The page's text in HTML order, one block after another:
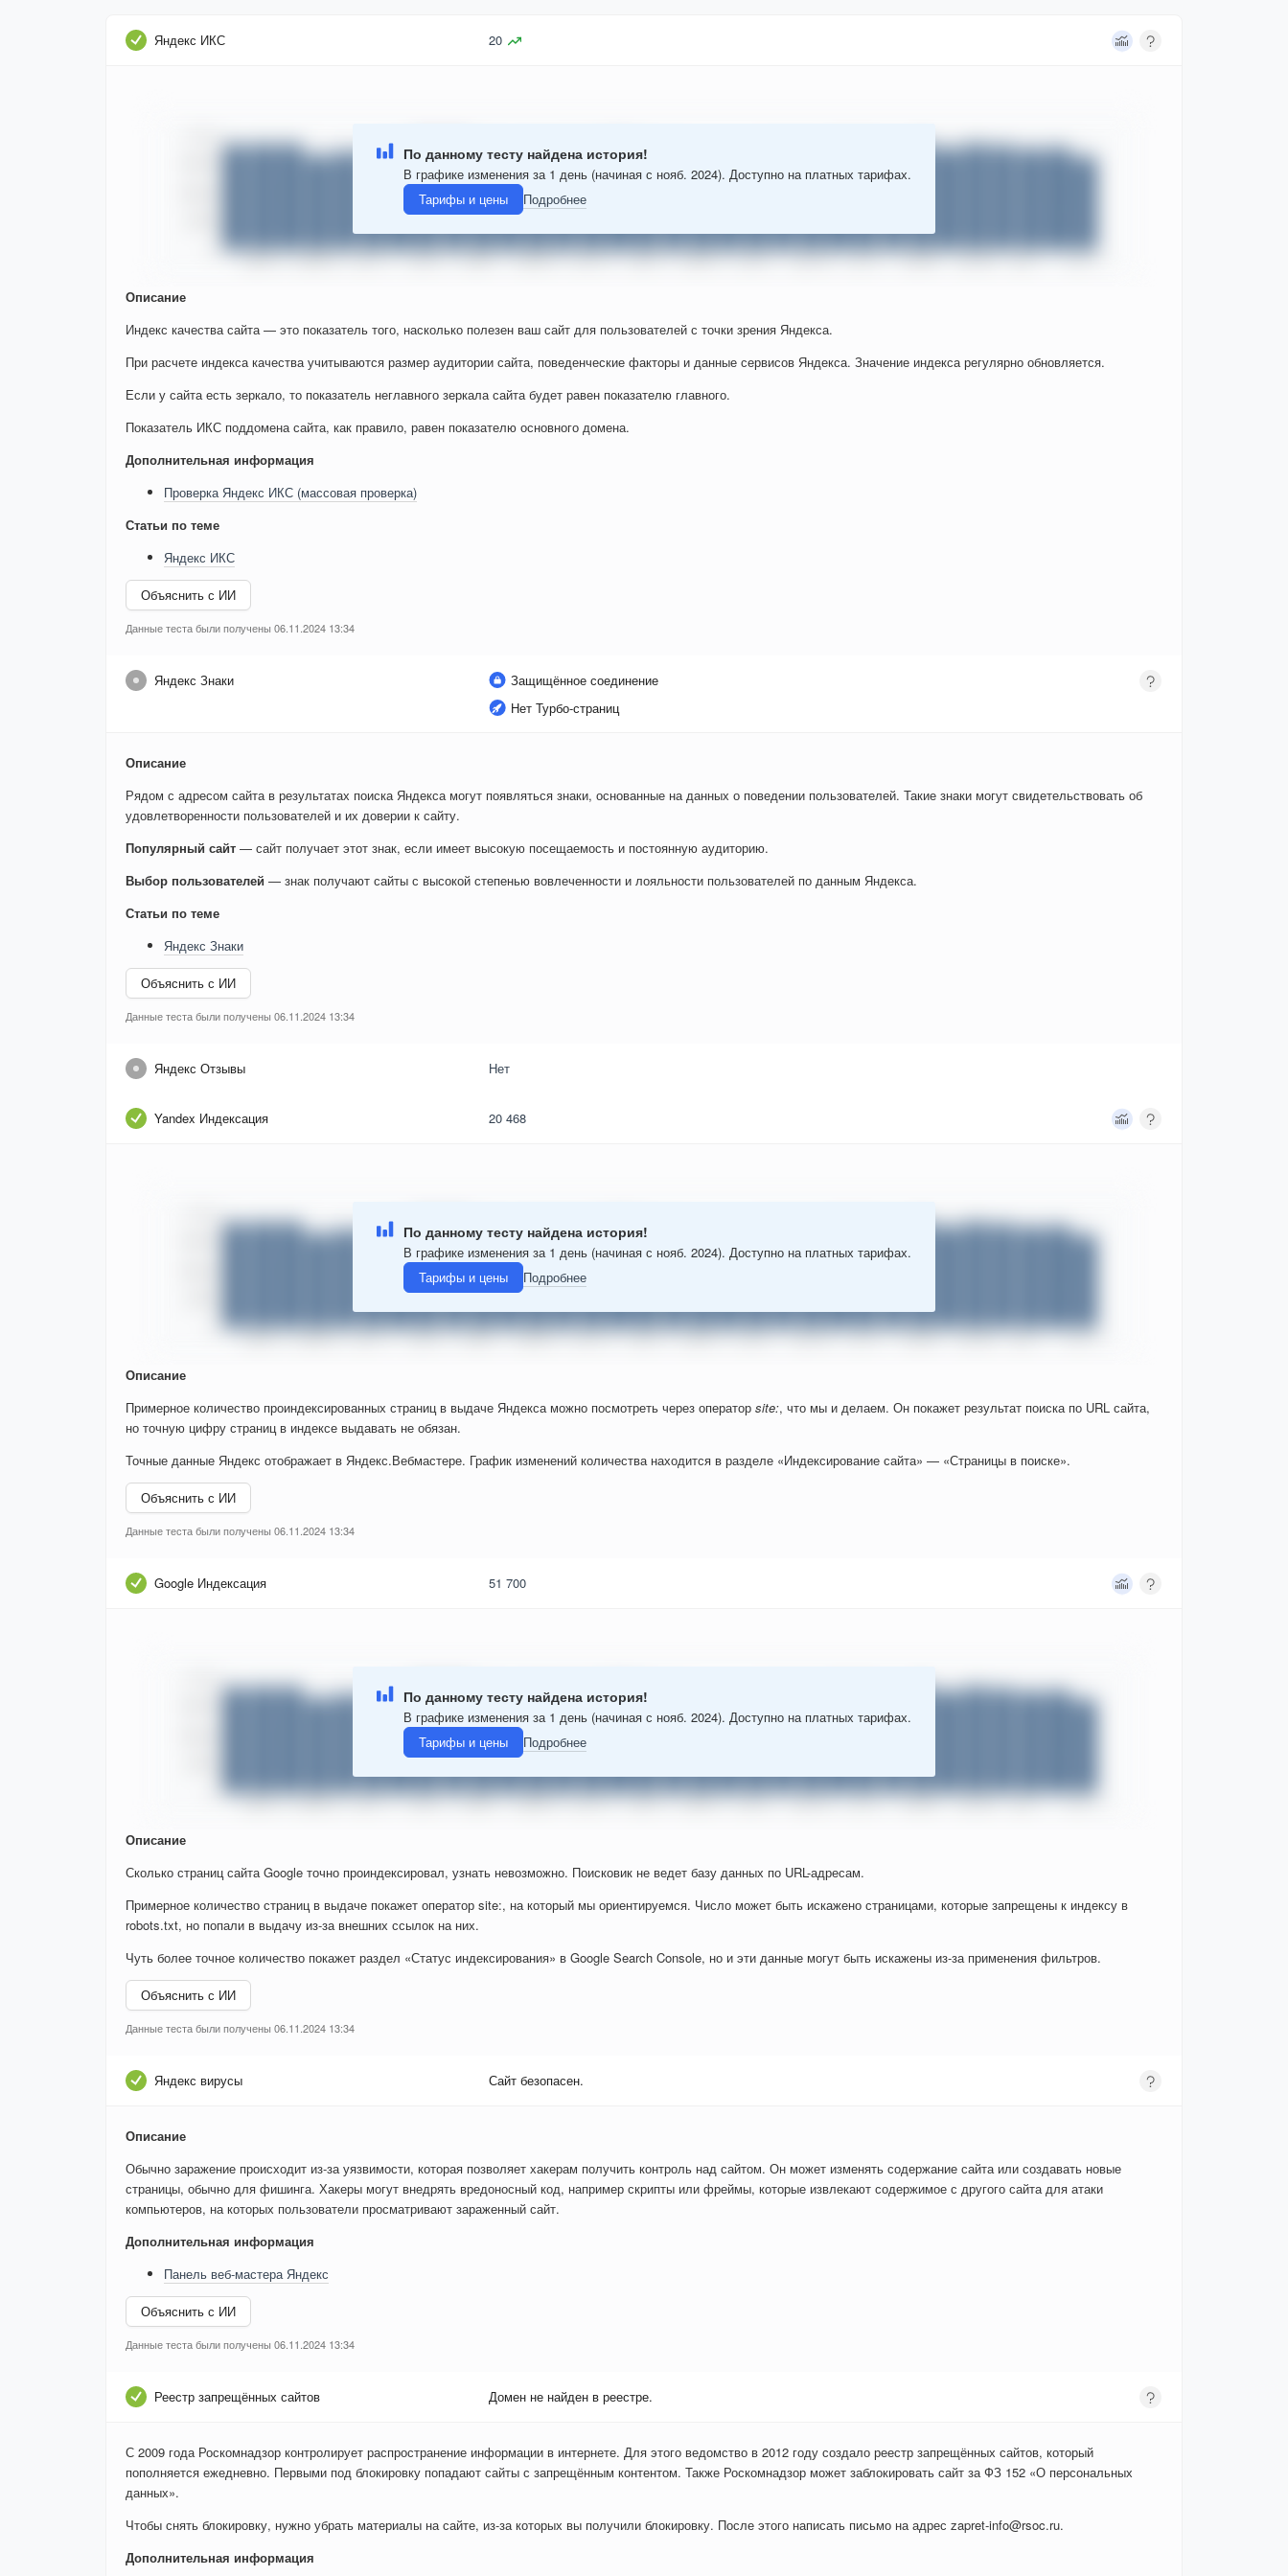
Яндекс ИКС 20
По данному тесту найдена история!
В графике изменения за 1 день (начиная с нояб. 2024). Доступно на платных тарифах.
Тарифы и цены
Подробнее
Описание
Индекс качества сайта — это показатель того, насколько полезен ваш сайт для пользователей с точки зрения Яндекса.
При расчете индекса качества учитываются размер аудитории сайта, поведенческие факторы и данные сервисов Яндекса. Значение индекса регулярно обновляется.
Если у сайта есть зеркало, то показатель неглавного зеркала сайта будет равен показателю главного.
Показатель ИКС поддомена сайта, как правило, равен показателю основного домена.
Дополнительная информация
Проверка Яндекс ИКС (массовая проверка)
Статьи по теме
Яндекс ИКС
Объяснить с ИИ
Данные теста были получены 06.11.2024 13:34
Яндекс Знаки
Защищённое соединение
Нет Турбо-страниц
Описание
Рядом с адресом сайта в результатах поиска Яндекса могут появляться знаки, основанные на данных о поведении пользователей. Такие знаки могут свидетельствовать об
удовлетворенности пользователей и их доверии к сайту.
Популярный сайт — сайт получает этот знак, если имеет высокую посещаемость и постоянную аудиторию.
Выбор пользователей — знак получают сайты с высокой степенью вовлеченности и лояльности пользователей по данным Яндекса.
Статьи по теме
Яндекс Знаки
Объяснить с ИИ
Данные теста были получены 06.11.2024 13:34
Яндекс Отзывы Нет
Yandex Индексация 20 468
По данному тесту найдена история!
В графике изменения за 1 день (начиная с нояб. 2024). Доступно на платных тарифах.
Тарифы и цены
Подробнее
Описание
Примерное количество проиндексированных страниц в выдаче Яндекса можно посмотреть через оператор site:, что мы и делаем. Он покажет результат поиска по URL сайта,
но точную цифру страниц в индексе выдавать не обязан.
Точные данные Яндекс отображает в Яндекс.Вебмастере. График изменений количества находится в разделе «Индексирование сайта» — «Страницы в поиске».
Объяснить с ИИ
Данные теста были получены 06.11.2024 13:34
Google Индексация 51 700
По данному тесту найдена история!
В графике изменения за 1 день (начиная с нояб. 2024). Доступно на платных тарифах.
Тарифы и цены
Подробнее
Описание
Сколько страниц сайта Google точно проиндексировал, узнать невозможно. Поисковик не ведет базу данных по URL-адресам.
Примерное количество страниц в выдаче покажет оператор site:, на который мы ориентируемся. Число может быть искажено страницами, которые запрещены к индексу в
robots.txt, но попали в выдачу из-за внешних ссылок на них.
Чуть более точное количество покажет раздел «Статус индексирования» в Google Search Console, но и эти данные могут быть искажены из-за применения фильтров.
Объяснить с ИИ
Данные теста были получены 06.11.2024 13:34
Яндекс вирусы Сайт безопасен.
Описание
Обычно заражение происходит из-за уязвимости, которая позволяет хакерам получить контроль над сайтом. Он может изменять содержание сайта или создавать новые
страницы, обычно для фишинга. Хакеры могут внедрять вредоносный код, например скрипты или фреймы, которые извлекают содержимое с другого сайта для атаки
компьютеров, на которых пользователи просматривают зараженный сайт.
Дополнительная информация
Панель веб-мастера Яндекс
Объяснить с ИИ
Данные теста были получены 06.11.2024 13:34
Реестр запрещённых сайтов Домен не найден в реестре.
С 2009 года Роскомнадзор контролирует распространение информации в интернете. Для этого ведомство в 2012 году создало реестр запрещённых сайтов, который
пополняется ежедневно. Первыми под блокировку попадают сайты с запрещённым контентом. Также Роскомнадзор может заблокировать сайт за ФЗ 152 «О персональных
данных».
Чтобы снять блокировку, нужно убрать материалы на сайте, из-за которых вы получили блокировку. После этого написать письмо на адрес zapret-info@rsoc.ru.
Дополнительная информация